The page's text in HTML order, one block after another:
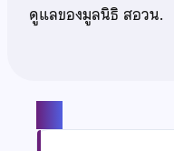
ดูแลของมูลนิธิ สอวน.